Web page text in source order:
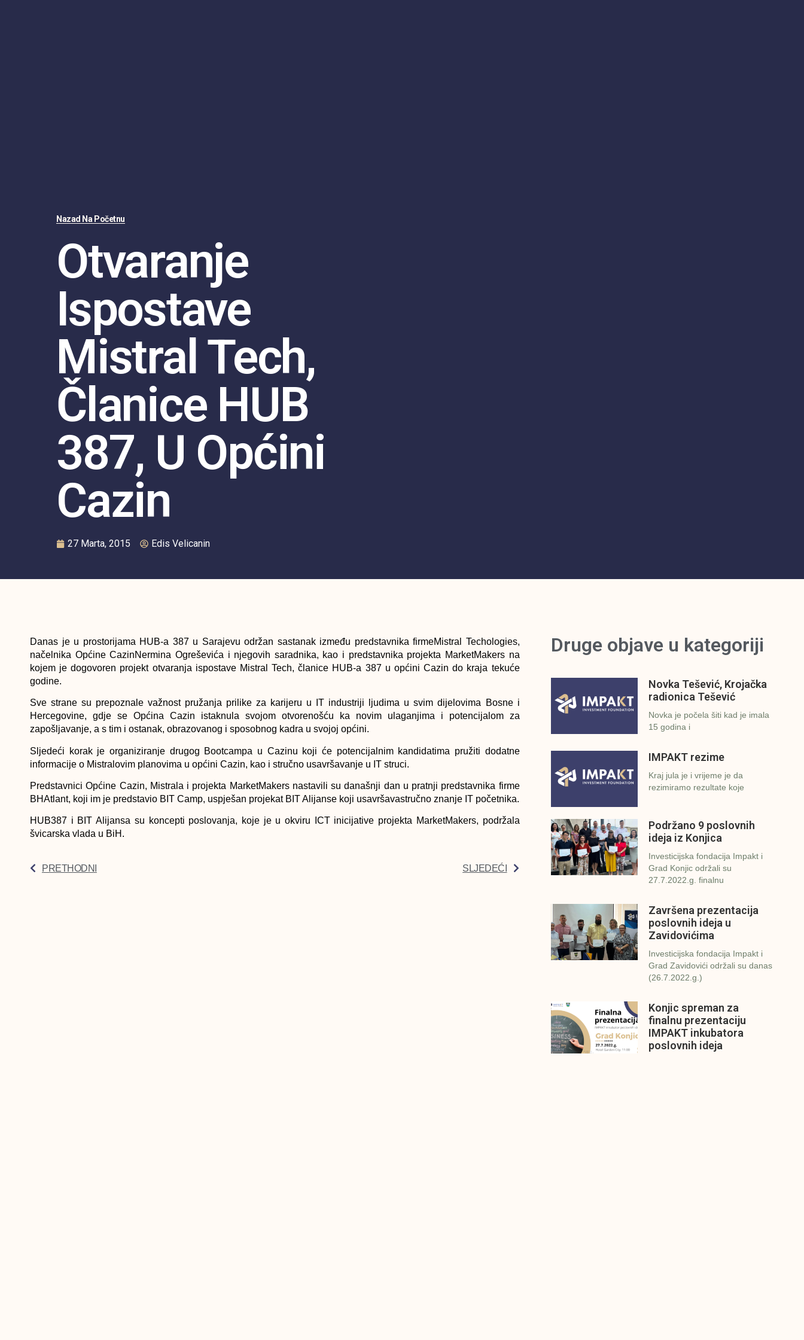
Nazad Na Početnu
Otvaranje
Ispostave
Mistral Tech,
Članice HUB
387, U Općini
Cazin
27 Marta, 2015 Edis Velicanin
Danas je u prostorijama HUB-a 387 u Sarajevu održan sastanak između predstavnika firmeMistral Techologies,
načelnika Općine CazinNermina Ogreševića i njegovih saradnika, kao i predstavnika projekta MarketMakers na
kojem je dogovoren projekt otvaranja ispostave Mistral Tech, članice HUB-a 387 u općini Cazin do kraja tekuće
godine.
Sve strane su prepoznale važnost pružanja prilike za karijeru u IT industriji ljudima u svim dijelovima Bosne i
Hercegovine, gdje se Općina Cazin istaknula svojom otvorenošću ka novim ulaganjima i potencijalom za
zapošljavanje, a s tim i ostanak, obrazovanog i sposobnog kadra u svojoj općini.
Sljedeći korak je organiziranje drugog Bootcampa u Cazinu koji će potencijalnim kandidatima pružiti dodatne
informacije o Mistralovim planovima u općini Cazin, kao i stručno usavršavanje u IT struci.
Predstavnici Općine Cazin, Mistrala i projekta MarketMakers nastavili su današnji dan u pratnji predstavnika firme
BHAtlant, koji im je predstavio BIT Camp, uspješan projekat BIT Alijanse koji usavršavastručno znanje IT početnika.
HUB387 i BIT Alijansa su koncepti poslovanja, koje je u okviru ICT inicijative projekta MarketMakers, podržala
švicarska vlada u BiH.
PRETHODNI SLJEDEĆI
Druge objave u kategoriji
Novka Tešević, Krojačka
radionica Tešević
Novka je počela šiti kad je imala
15 godina i
IMPAKT rezime
Kraj jula je i vrijeme je da
rezimiramo rezultate koje
Podržano 9 poslovnih
ideja iz Konjica
Investicijska fondacija Impakt i
Grad Konjic održali su
27.7.2022.g. finalnu
Završena prezentacija
poslovnih ideja u
Zavidovićima
Investicijska fondacija Impakt i
Grad Zavidovići održali su danas
(26.7.2022.g.)
Konjic spreman za
finalnu prezentaciju
IMPAKT inkubatora
poslovnih ideja